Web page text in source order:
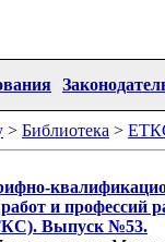
> Библиотека >
и профессий
Выпуск №53.